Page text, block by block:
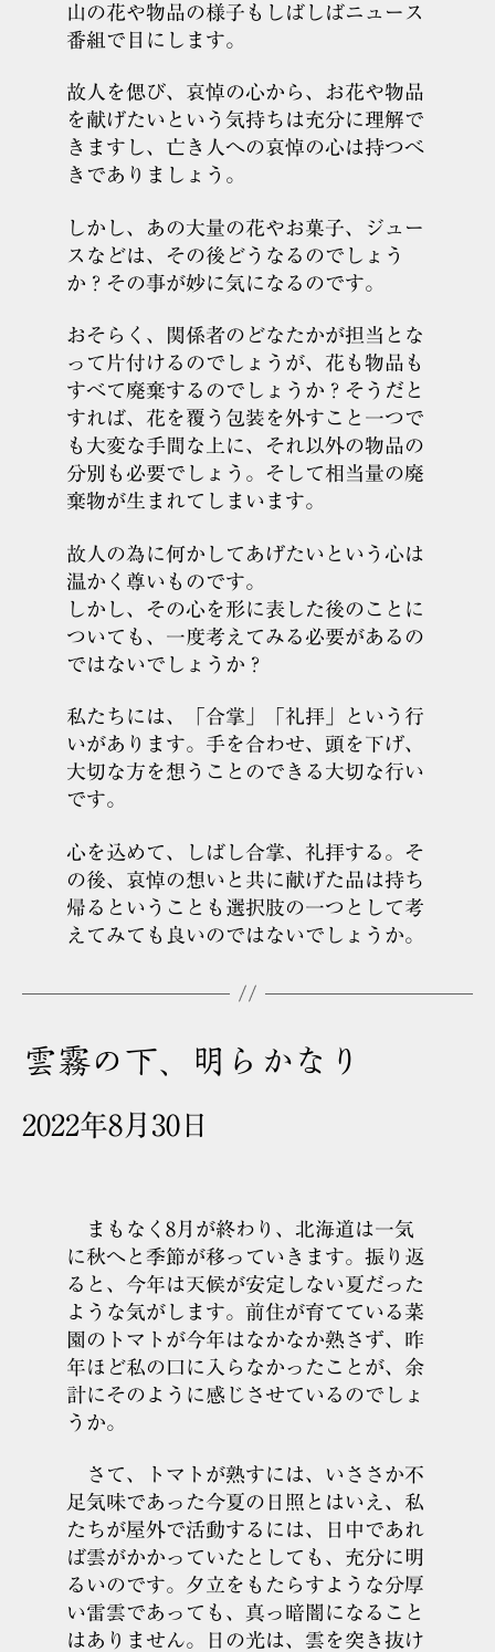
山の花や物品の様子もしばしばニュース
番組で目にします。
故人を偲び、哀悼の心から、お花や物品
を献げたいという気持ちは充分に理解で
きますし、亡き人への哀悼の心は持つべ
きでありましょう。
しかし、あの大量の花やお菓子、ジュー
スなどは、その後どうなるのでしょう
か？その事が妙に気になるのです。
おそらく、関係者のどなたかが担当とな
って片付けるのでしょうが、花も物品も
すべて廃棄するのでしょうか？そうだと
すれば、花を覆う包装を外すこと一つで
も大変な手間な上に、それ以外の物品の
分別も必要でしょう。そして相当量の廃
棄物が生まれてしまいます。
故人の為に何かしてあげたいという心は
温かく尊いものです。
しかし、その心を形に表した後のことに
ついても、一度考えてみる必要があるの
ではないでしょうか？
私たちには、「合掌」「礼拝」という行
いがあります。手を合わせ、頭を下げ、
大切な方を想うことのできる大切な行い
です。
心を込めて、しばし合掌、礼拝する。そ
の後、哀悼の想いと共に献げた品は持ち
帰るということも選択肢の一つとして考
えてみても良いのではないでしょうか。
雲霧の下、明らかなり
2022年8月30日
まもなく8月が終わり、北海道は一気
に秋へと季節が移っていきます。振り返
ると、今年は天候が安定しない夏だった
ような気がします。前住が育てている菜
園のトマトが今年はなかなか熟さず、昨
年ほど私の口に入らなかったことが、余
計にそのように感じさせているのでしょ
うか。
さて、トマトが熟すには、いささか不
足気味であった今夏の日照とはいえ、私
たちが屋外で活動するには、日中であれ
ば雲がかかっていたとしても、充分に明
るいのです。夕立をもたらすような分厚
い雷雲であっても、真っ暗闇になること
はありません。日の光は、雲を突き抜け